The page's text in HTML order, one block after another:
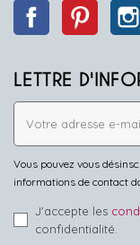
Facebook Pinterest
LETTRE
Vous pouvez vous
informations de contact
J'accepte les
confidentialité.